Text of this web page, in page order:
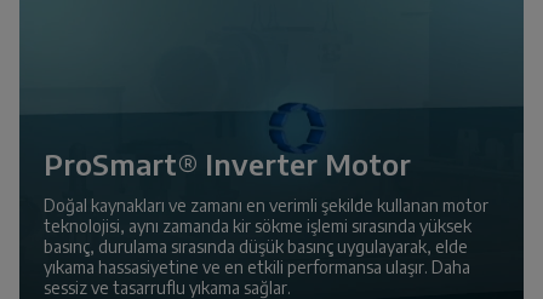
ProSmart® Inverter Motor
Doğal kaynakları ve zamanı en verimli şekilde kullanan motor
teknolojisi, aynı zamanda kir sökme işlemi sırasında yüksek
basınç, durulama sırasında düşük basınç uygulayarak, elde
yıkama hassasiyetine ve en etkili performansa ulaşır. Daha
sessiz ve tasarruflu yıkama sağlar.